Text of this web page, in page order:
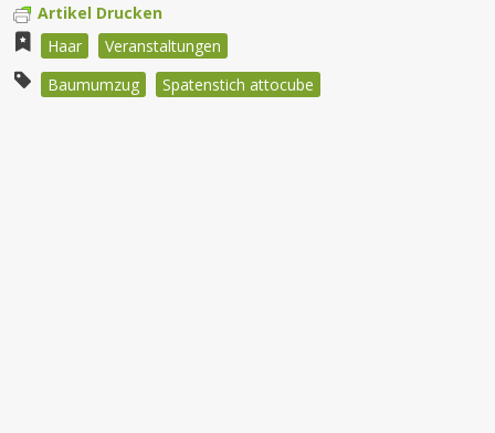
Artikel Drucken
Haar
Veranstaltungen
Baumumzug
Spatenstich attocube